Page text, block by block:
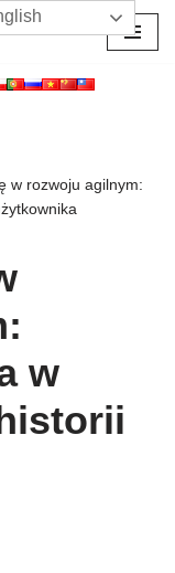
w rozwoju agilnym:
w